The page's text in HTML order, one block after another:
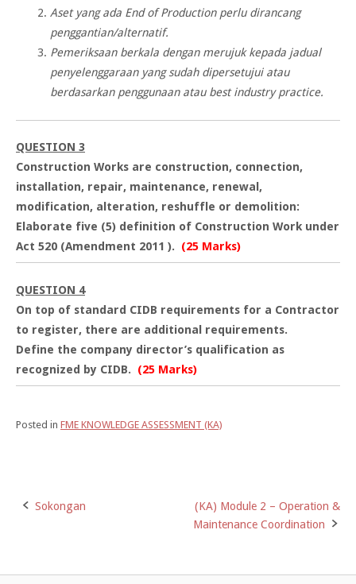
Aset yang ada End of Production perlu dirancang
penggantian/alternatif.
Pemeriksaan berkala dengan merujuk kepada jadual
penyelenggaraan yang sudah dipersetujui atau
berdasarkan penggunaan atau best industry practice.
QUESTION 3
Construction Works are construction, connection,
installation, repair, maintenance, renewal,
modification, alteration, reshuffle or demolition:
Elaborate five (5) definition of Construction Work under
Act 520 (Amendment 2011 ). (25 Marks)
QUESTION 4
On top of standard CIDB requirements for a Contractor
to register, there are additional requirements.
Define the company director’s qualification as
recognized by CIDB. (25 Marks)
Posted in FME KNOWLEDGE ASSESSMENT (KA)
Post
Sokongan
(KA) Module 2 – Operation &
Maintenance Coordination